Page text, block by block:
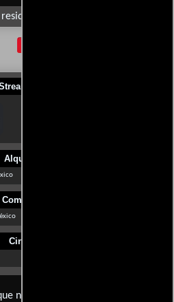
Alquilar
Comprar
Cines
no estamos mostrando? déjanos